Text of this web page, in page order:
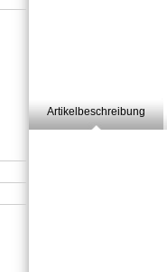
Artikelbeschreibung